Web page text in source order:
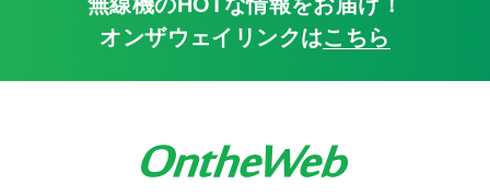
オンザウェイリンクはこちら
特別価格品
Bluetooth
同時通話